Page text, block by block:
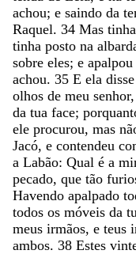
achou; e saindo da
Raquel. 34 Mas tinha
tinha posto na
sobre eles; e apalpou
achou. 35 E ela disse
olhos de meu senhor,
da tua face;
ele procurou, mas
Jacó, e contendeu
a Labão: Qual é a
pecado, que tão
Havendo apalpado
todos os móveis da
meus irmãos, e teus
ambos. 38 Estes